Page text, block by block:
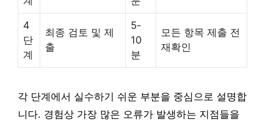
4
단
계
최종 검토 및 제
출
5-
10
분
모든 항목 제출 전
재확인
각 단계에서 실수하기 쉬운 부분을 중심으로 설명합
니다. 경험상 가장 많은 오류가 발생하는 지점들을